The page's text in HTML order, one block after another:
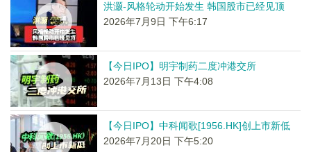
洪灏-风格轮动开始发生 韩国股市已经见顶
2026年7月9日 下午6:17
【今日IPO】明宇制药二度冲港交所
2026年7月13日 下午4:08
【今日IPO】中科闻歌[1956.HK]创上市新低
2026年7月20日 下午5:20